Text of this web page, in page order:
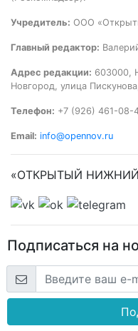
Учредитель: ООО
Главный редактор:
Адрес редакции: 603000,
Новгород, улица
Телефон: +7 (926) 461-08-
Email: info@opennov.ru
«ОТКРЫТЫЙ
Подписаться на